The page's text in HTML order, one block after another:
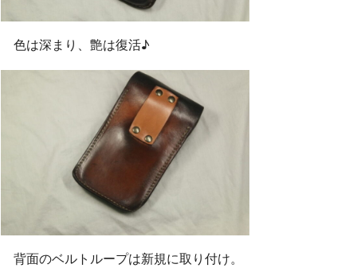
色は深まり、艶は復活♪
背面のベルトループは新規に取り付け。